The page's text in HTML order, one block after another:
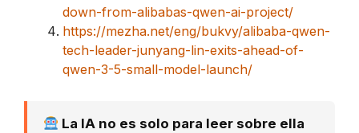
down-from-alibabas-qwen-ai-project/
https://mezha.net/eng/bukvy/alibaba-qwen-
tech-leader-junyang-lin-exits-ahead-of-
qwen-3-5-small-model-launch/
La IA no es solo para leer sobre ella